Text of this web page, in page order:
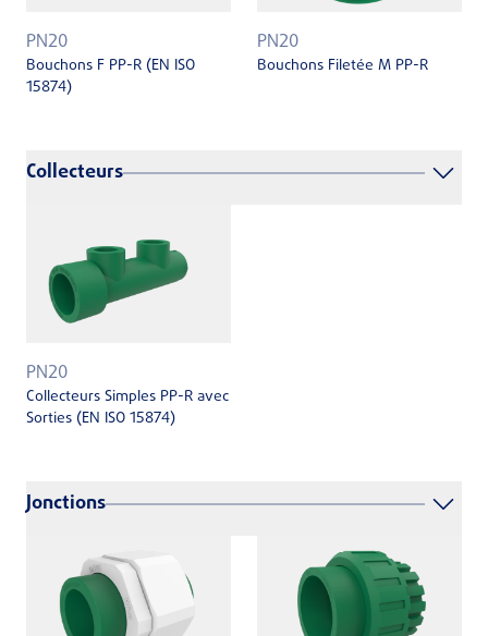
PN20
Bouchons F PP-R (EN ISO
15874)
PN20
Bouchons Filetée M PP-R
Collecteurs
PN20
Collecteurs Simples PP-R avec
Sorties (EN ISO 15874)
Jonctions